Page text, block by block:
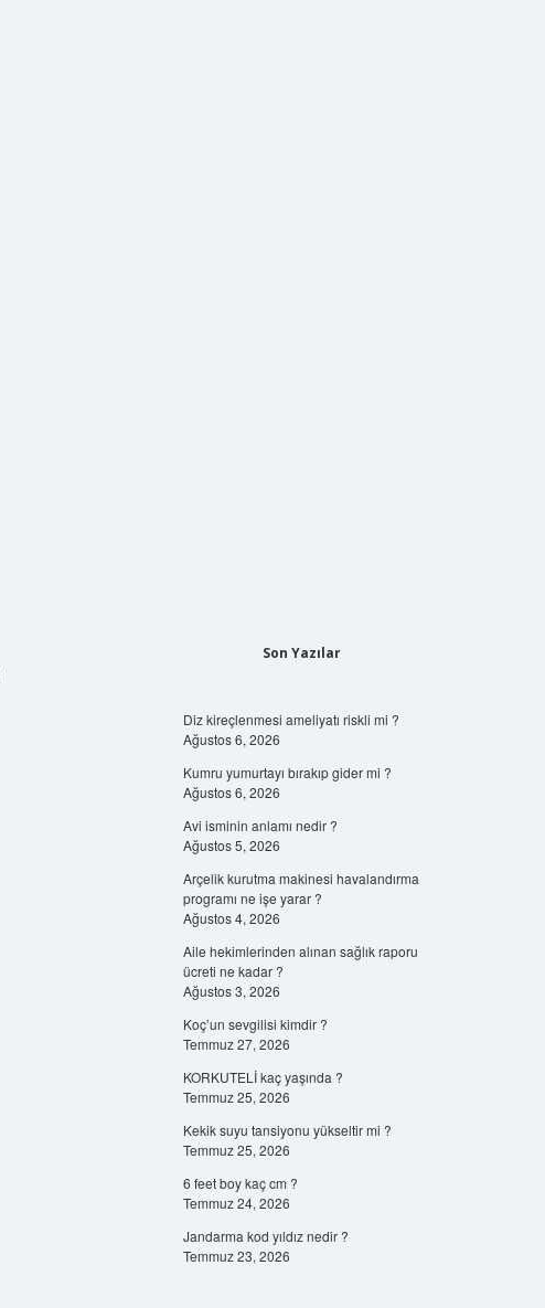
Son Yazılar
Diz kireçlenmesi ameliyatı riskli mi ?
Ağustos 6, 2026
Kumru yumurtayı bırakıp gider mi ?
Ağustos 6, 2026
Avi isminin anlamı nedir ?
Ağustos 5, 2026
Arçelik kurutma makinesi havalandırma
programı ne işe yarar ?
Ağustos 4, 2026
Aile hekimlerinden alınan sağlık raporu
ücreti ne kadar ?
Ağustos 3, 2026
Koç’un sevgilisi kimdir ?
Temmuz 27, 2026
KORKUTELİ kaç yaşında ?
Temmuz 25, 2026
Kekik suyu tansiyonu yükseltir mi ?
Temmuz 25, 2026
6 feet boy kaç cm ?
Temmuz 24, 2026
Jandarma kod yıldız nedir ?
Temmuz 23, 2026